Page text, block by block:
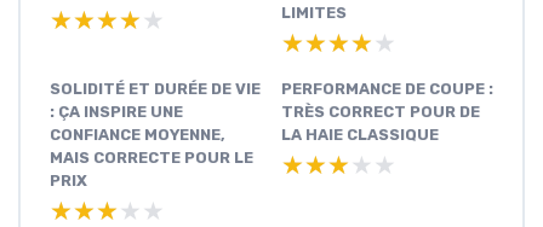
★★★★★
★★★★★
LIMITES
★★★★★
★★★★★
SOLIDITÉ ET DURÉE DE VIE
: ÇA INSPIRE UNE
CONFIANCE MOYENNE,
MAIS CORRECTE POUR LE
PRIX
★★★★★
★★★★★
PERFORMANCE DE COUPE :
TRÈS CORRECT POUR DE
LA HAIE CLASSIQUE
★★★★★
★★★★★